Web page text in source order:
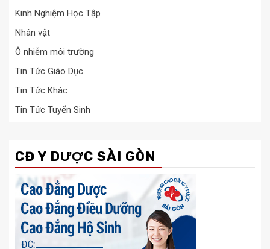
Kinh Nghiệm Học Tập
Nhân vật
Ô nhiễm môi trường
Tin Tức Giáo Dục
Tin Tức Khác
Tin Tức Tuyển Sinh
CĐ Y DƯỢC SÀI GÒN